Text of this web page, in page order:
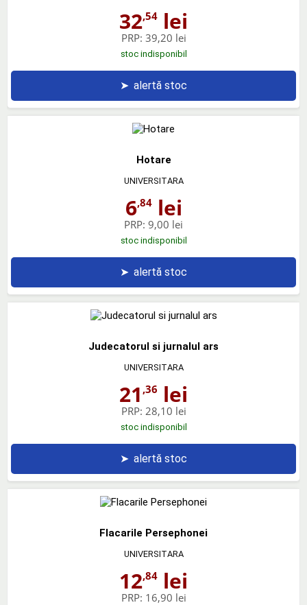
32,54 lei
PRP: 39,20 lei
stoc indisponibil
➤ alertă stoc
Hotare
UNIVERSITARA
6,84lei
PRP: 9,00 lei
stoc indisponibil
➤ alertă stoc
Judecatorul si jurnalul ars
UNIVERSITARA
21 ,36 lei
PRP: 28,10 lei
stoc indisponibil
➤ alertă stoc
Flacarile Persephonei
UNIVERSITARA
12,84 lei
PRP: 16,90 lei